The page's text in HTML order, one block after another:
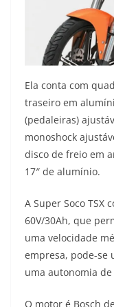
Ela conta com
traseiro em
(pedaleiras)
monoshock
disco de freio em
17″ de alumínio.
A Super Soco TSX
60V/30Ah, que
uma velocidade
empresa, pode-
uma autonomia de
O motor é Bosch